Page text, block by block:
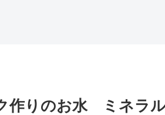
りのお水 ミネラル